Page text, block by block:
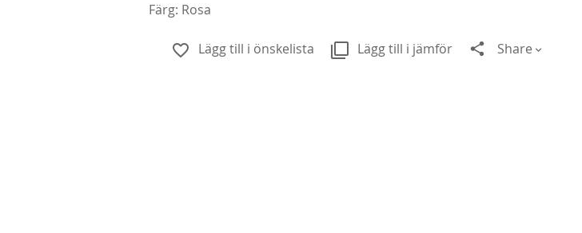
Färg: Rosa
Lägg till i önskelista Lägg till i jämför Share